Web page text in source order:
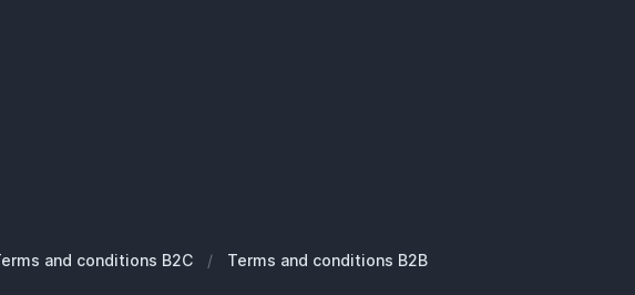
and conditions B2C / Terms and conditions B2B